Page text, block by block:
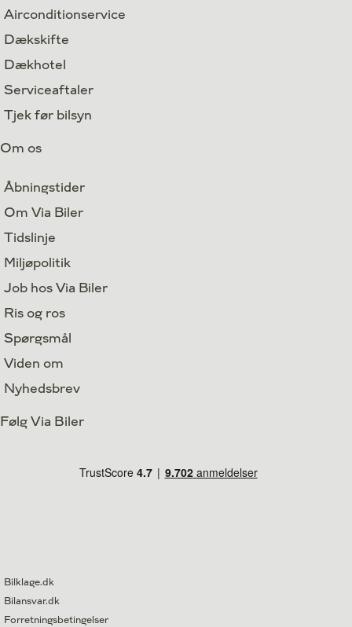
Airconditionservice
Dækskifte
Dækhotel
Serviceaftaler
Tjek før bilsyn
Om os
Åbningstider
Om Via Biler
Tidslinje
Miljøpolitik
Job hos Via Biler
Ris og ros
Spørgsmål
Viden om
Nyhedsbrev
Følg Via Biler
Bilklage.dk
Bilansvar.dk
Forretningsbetingelser